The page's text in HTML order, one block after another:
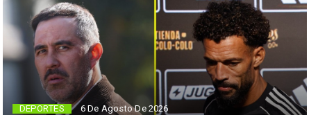
DEPORTES 6 De Agosto De 2026